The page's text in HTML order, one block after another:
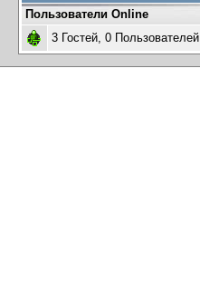
Пользователи Online
3 Гостей, 0 Пользователей